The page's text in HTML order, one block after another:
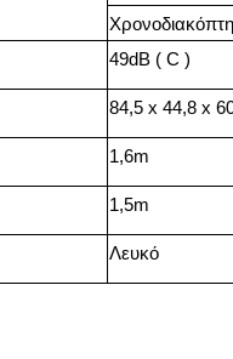
49dB ( C )
84,5 x 44,8 x
1,6m
1,5m
Λευκό